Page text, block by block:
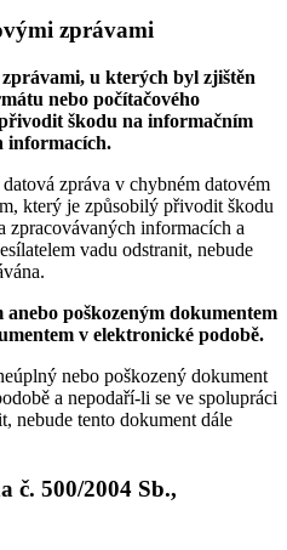
zprávami
u kterých byl zjištěn
nebo počítačového
škodu na informačním
informacích.
zpráva v chybném datovém
který je způsobilý přivodit škodu
zpracovávaných informacích a
vadu odstranit, nebude
poškozeným dokumentem
v elektronické podobě.
nebo poškozený dokument
a nepodaří-li se ve spolupráci
nebude tento dokument dále
č. 500/2004 Sb.,